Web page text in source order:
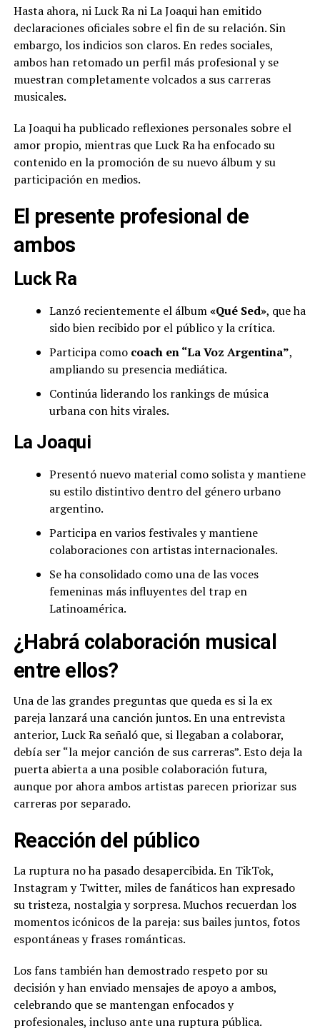
Hasta ahora, ni Luck Ra ni La Joaqui han emitido
declaraciones oficiales sobre el fin de su relación. Sin
embargo, los indicios son claros. En redes sociales,
ambos han retomado un perfil más profesional y se
muestran completamente volcados a sus carreras
musicales.
La Joaqui ha publicado reflexiones personales sobre el
amor propio, mientras que Luck Ra ha enfocado su
contenido en la promoción de su nuevo álbum y su
participación en medios.
El presente profesional de
ambos
Luck Ra
Lanzó recientemente el álbum«Qué Sed», que ha
sido bien recibido por el público y la crítica.
Participa como coach en “La Voz Argentina”,
ampliando su presencia mediática.
Continúa liderando los rankings de música
urbana con hits virales.
La Joaqui
Presentó nuevo material como solista y mantiene
su estilo distintivo dentro del género urbano
argentino.
Participa en varios festivales y mantiene
colaboraciones con artistas internacionales.
Se ha consolidado como una de las voces
femeninas más influyentes del trap en
Latinoamérica.
¿Habrá colaboración musical
entre ellos?
Una de las grandes preguntas que queda es si la ex
pareja lanzará una canción juntos. En una entrevista
anterior, Luck Ra señaló que, si llegaban a colaborar,
debía ser “la mejor canción de sus carreras”. Esto deja la
puerta abierta a una posible colaboración futura,
aunque por ahora ambos artistas parecen priorizar sus
carreras por separado.
Reacción del público
La ruptura no ha pasado desapercibida. En TikTok,
Instagram y Twitter, miles de fanáticos han expresado
su tristeza, nostalgia y sorpresa. Muchos recuerdan los
momentos icónicos de la pareja: sus bailes juntos, fotos
espontáneas y frases románticas.
Los fans también han demostrado respeto por su
decisión y han enviado mensajes de apoyo a ambos,
celebrando que se mantengan enfocados y
profesionales, incluso ante una ruptura pública.